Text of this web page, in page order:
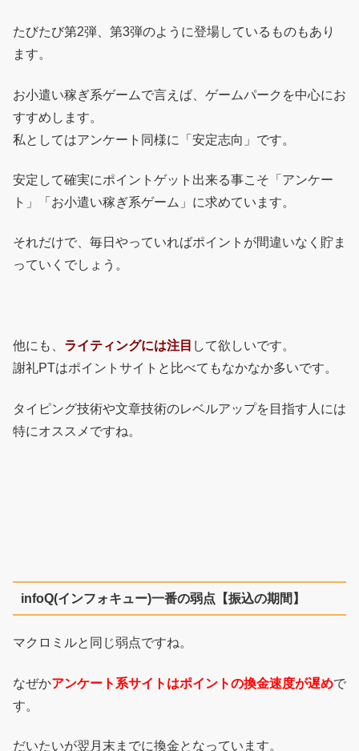
たびたび第2弾、第3弾のように登場しているものもあり
ます。
お小遣い稼ぎ系ゲームで言えば、ゲームパークを中心にお
すすめします。
私としてはアンケート同様に「安定志向」です。
安定して確実にポイントゲット出来る事こそ「アンケー
ト」「お小遣い稼ぎ系ゲーム」に求めています。
それだけで、毎日やっていればポイントが間違いなく貯ま
っていくでしょう。
他にも、 ライティングには注目 して欲しいです。
謝礼PTはポイントサイトと比べてもなかなか多いです。
タイピング技術や文章技術のレベルアップを目指す人には
特にオススメですね。
infoQ(インフォキュー)一番の弱点【振込の期間】
マクロミルと同じ弱点ですね。
なぜかアンケート系サイトはポイントの換金速度が遅めで
す。
だいたいが翌月末までに換金となっています。